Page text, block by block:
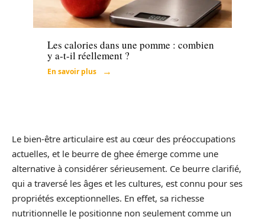
Santé
Les calories dans une pomme : combien
y a-t-il réellement ?
En savoir plus
Le bien-être articulaire est au cœur des préoccupations
actuelles, et le beurre de ghee émerge comme une
alternative à considérer sérieusement. Ce beurre clarifié,
qui a traversé les âges et les cultures, est connu pour ses
propriétés exceptionnelles. En effet, sa richesse
nutritionnelle le positionne non seulement comme un